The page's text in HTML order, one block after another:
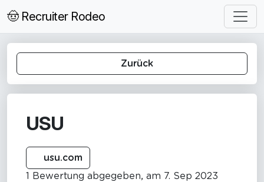
🤠 Recruiter Rodeo
Zurück
USU
usu.com
1 Bewertung abgegeben, am 7. Sep 2023